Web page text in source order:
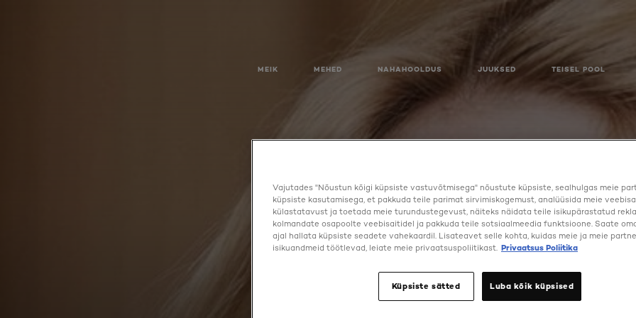
MEIK MEHED NAHAHOOLDUS JUUKSED TEISEL POOL
RIPSMETE ALUSTUŠŠ
Vajutades "Nõustun kõigi küpsiste vastuvõtmisega" nõustute küpsiste, sealhulgas meie
küpsiste kasutamisega, et pakkuda teile parimat sirvimiskogemust, analüüsida meie
külastatavust ja toetada meie turundustegevust, näiteks näidata teile isikupärastatud
kolmandate osapoolte veebisaitidel ja pakkuda teile sotsiaalmeedia funktsioone. Saate
ajal hallata küpsiste seadete vahekaardil. Lisateavet selle kohta, kuidas meie ja meie
isikuandmeid töötlevad, leiate meie privaatsuspoliitikast. Privaatsus Poliitika
Küpsiste sätted Luba kõik küpsised